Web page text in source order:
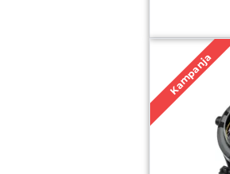
Kampanja